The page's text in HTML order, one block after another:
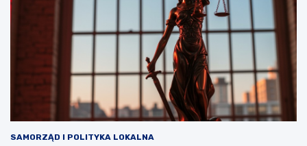
SAMORZĄD I POLITYKA LOKALNA